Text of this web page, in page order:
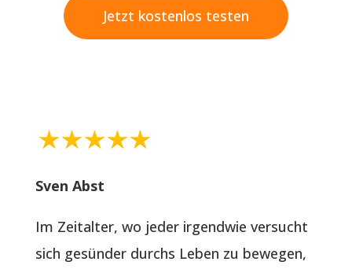
Jetzt kostenlos testen
Sven Abst
Im Zeitalter, wo jeder irgendwie versucht
sich gesünder durchs Leben zu bewegen,